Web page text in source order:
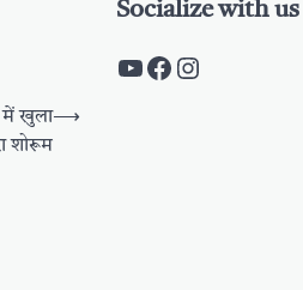
में खुला
शोरूम
⟶
Socialize with us
https://
https://
Instagram